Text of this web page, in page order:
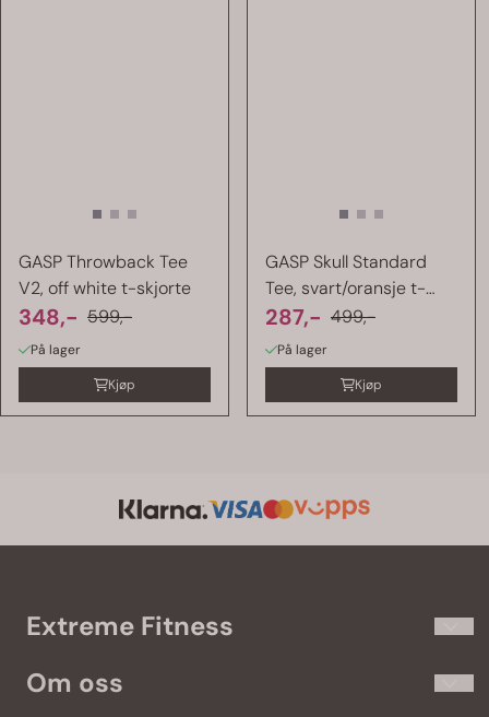
GASP Throwback Tee
V2, off white t-skjorte
348,- 599,-
På lager
Kjøp
GASP Skull Standard
Tee, svart/oransje t-
skjorte
287,- 499,-
På lager
Kjøp
Extreme Fitness
virkelig elsker trening. Vi fører populære merker som
Olimp,
Om oss